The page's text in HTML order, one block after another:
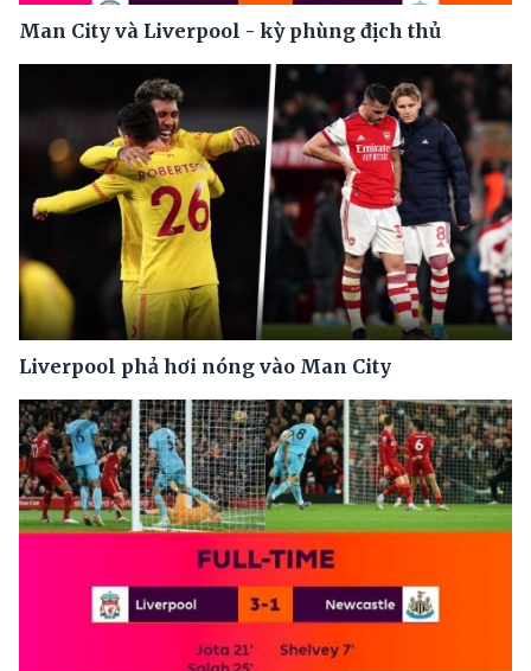
Man City và Liverpool - kỳ phùng địch thủ
Liverpool phả hơi nóng vào Man City